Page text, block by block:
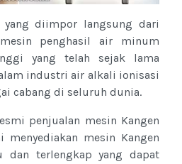
yang diimpor langsung dari
penghasil air minum
yang telah sejak lama
industri air alkali ionisasi
cabang di seluruh dunia.
penjualan mesin Kangen
mesin Kangen
dan terlengkap yang dapat